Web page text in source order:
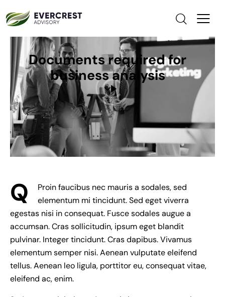
Documents required for
business analysis
Q
Proin faucibus nec mauris a sodales, sed
elementum mi tincidunt. Sed eget viverra
egestas nisi in consequat. Fusce sodales augue a
accumsan. Cras sollicitudin, ipsum eget blandit
pulvinar. Integer tincidunt. Cras dapibus. Vivamus
elementum semper nisi. Aenean vulputate eleifend
tellus. Aenean leo ligula, porttitor eu, consequat vitae,
eleifend ac, enim.